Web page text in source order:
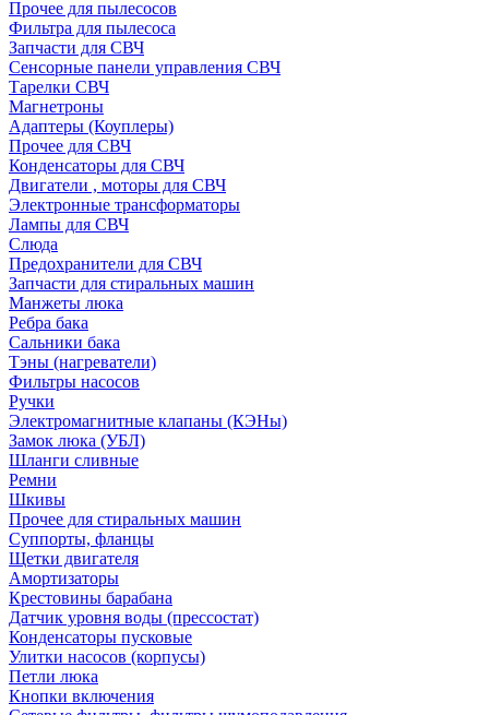
Прочее для пылесосов
Фильтра для пылесоса
Запчасти для СВЧ
Сенсорные панели управления СВЧ
Тарелки СВЧ
Магнетроны
Адаптеры (Коуплеры)
Прочее для СВЧ
Конденсаторы для СВЧ
Двигатели , моторы для СВЧ
Электронные трансформаторы
Лампы для СВЧ
Слюда
Предохранители для СВЧ
Запчасти для стиральных машин
Манжеты люка
Ребра бака
Сальники бака
Тэны (нагреватели)
Фильтры насосов
Ручки
Электромагнитные клапаны (КЭНы)
Замок люка (УБЛ)
Шланги сливные
Ремни
Шкивы
Прочее для стиральных машин
Суппорты, фланцы
Щетки двигателя
Амортизаторы
Крестовины барабана
Датчик уровня воды (прессостат)
Конденсаторы пусковые
Улитки насосов (корпусы)
Петли люка
Кнопки включения